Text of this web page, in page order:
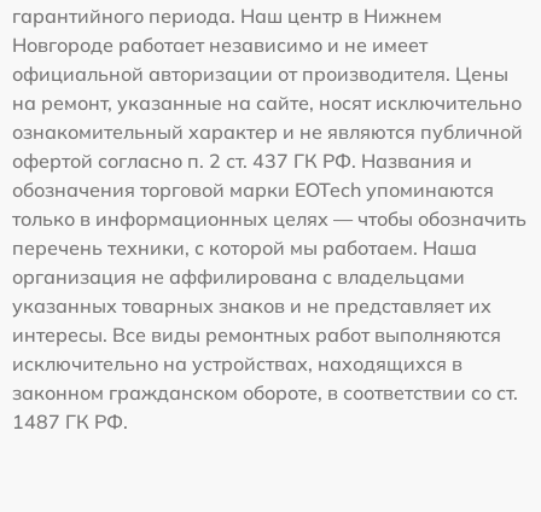
гарантийного периода. Наш центр в Нижнем
Новгороде работает независимо и не имеет
официальной авторизации от производителя. Цены
на ремонт, указанные на сайте, носят исключительно
ознакомительный характер и не являются публичной
офертой согласно п. 2 ст. 437 ГК РФ. Названия и
обозначения торговой марки EOTech упоминаются
только в информационных целях — чтобы обозначить
перечень техники, с которой мы работаем. Наша
организация не аффилирована с владельцами
указанных товарных знаков и не представляет их
интересы. Все виды ремонтных работ выполняются
исключительно на устройствах, находящихся в
законном гражданском обороте, в соответствии со ст.
1487 ГК РФ.